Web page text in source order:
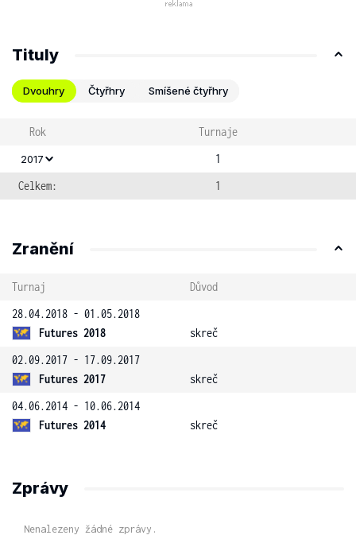
Tituly
Dvouhry Čtyřhry Smíšené čtyřhry
Rok Turnaje
2017
1
Celkem:
1
Zranění
Turnaj
Důvod
28.04.2018 - 01.05.2018
Futures 2018
skreč
02.09.2017 - 17.09.2017
Futures 2017
skreč
04.06.2014 - 10.06.2014
Futures 2014
skreč
Zprávy
Nenalezeny žádné zprávy.